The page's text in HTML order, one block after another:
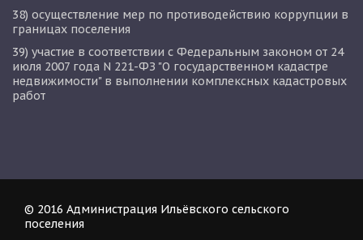
38) осуществление мер по противодействию коррупции в
границах поселения
39) участие в соответствии с Федеральным законом от 24
июля 2007 года N 221-ФЗ "О государственном кадастре
недвижимости" в выполнении комплексных кадастровых
работ
© 2016 Администрация Ильёвского сельского
поселения